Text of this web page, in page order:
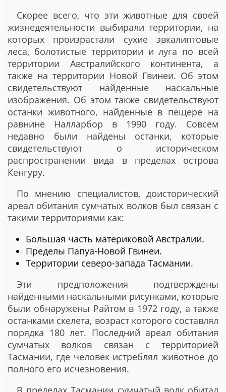
Скорее всего, что эти животные для своей
жизнедеятельности выбирали территории, на
которых произрастали сухие эвкалиптовые
леса, болотистые территории и луга по всей
территории Австралийского континента, а
также на территории Новой Гвинеи. Об этом
свидетельствуют найденные наскальные
изображения. Об этом также свидетельствуют
останки животного, найденные в пещере на
равнине Налларбор в 1990 году. Совсем
недавно были найдены останки, которые
свидетельствуют о историческом
распространении вида в пределах острова
Кенгуру.
По мнению специалистов, доисторический
ареал обитания сумчатых волков был связан с
такими территориями как:
Большая часть материковой Австралии.
Пределы Папуа-Новой Гвинеи.
Территории северо-запада Тасмании.
Эти предположения подтверждены
найденными наскальными рисунками, которые
были обнаружены Райтом в 1972 году, а также
останками скелета, возраст которого составлял
порядка 180 лет. Последний ареал обитания
сумчатых волков связан с территорией
Тасмании, где человек истреблял животное до
полного его исчезновения.